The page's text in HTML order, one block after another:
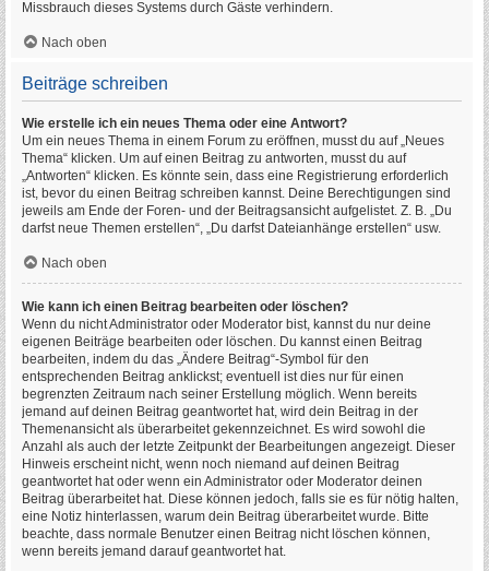
Missbrauch dieses Systems durch Gäste verhindern.
Nach oben
Beiträge schreiben
Wie erstelle ich ein neues Thema oder eine Antwort?
Um ein neues Thema in einem Forum zu eröffnen, musst du auf „Neues
Thema“ klicken. Um auf einen Beitrag zu antworten, musst du auf
„Antworten“ klicken. Es könnte sein, dass eine Registrierung erforderlich
ist, bevor du einen Beitrag schreiben kannst. Deine Berechtigungen sind
jeweils am Ende der Foren- und der Beitragsansicht aufgelistet. Z. B. „Du
darfst neue Themen erstellen“, „Du darfst Dateianhänge erstellen“ usw.
Nach oben
Wie kann ich einen Beitrag bearbeiten oder löschen?
Wenn du nicht Administrator oder Moderator bist, kannst du nur deine
eigenen Beiträge bearbeiten oder löschen. Du kannst einen Beitrag
bearbeiten, indem du das „Ändere Beitrag“-Symbol für den
entsprechenden Beitrag anklickst; eventuell ist dies nur für einen
begrenzten Zeitraum nach seiner Erstellung möglich. Wenn bereits
jemand auf deinen Beitrag geantwortet hat, wird dein Beitrag in der
Themenansicht als überarbeitet gekennzeichnet. Es wird sowohl die
Anzahl als auch der letzte Zeitpunkt der Bearbeitungen angezeigt. Dieser
Hinweis erscheint nicht, wenn noch niemand auf deinen Beitrag
geantwortet hat oder wenn ein Administrator oder Moderator deinen
Beitrag überarbeitet hat. Diese können jedoch, falls sie es für nötig halten,
eine Notiz hinterlassen, warum dein Beitrag überarbeitet wurde. Bitte
beachte, dass normale Benutzer einen Beitrag nicht löschen können,
wenn bereits jemand darauf geantwortet hat.